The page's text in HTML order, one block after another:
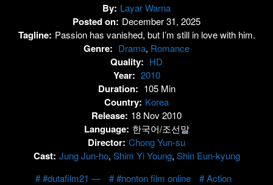
By: Layar Warna
Posted on: December 31, 2025
Tagline: Passion has vanished, but I’m still in love with him.
Genre: Drama, Romance
Quality: HD
Year: 2010
Duration: 105 Min
Country: Korea
Release: 18 Nov 2010
Language: 한국어/조선말
Director: Chong Yun-su
Cast: Jung Jun-ho, Shim Yi Young, Shin Eun-kyung
#dutafilm21 —
#nonton film online
Action